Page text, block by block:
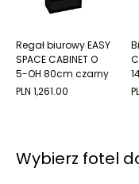
PLN 1,261.00
Regał biurowy EASY
SPACE CABINET O
5-OH 80cm czarny
Wybierz fotel